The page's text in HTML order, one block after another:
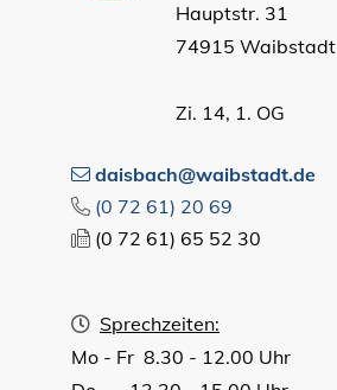
Hauptstr. 31
74915 Waibstadt
Zi. 14, 1. OG
daisbach@waibstadt.de
(0 72 61) 20 69
(0 72 61) 65 52 30
Sprechzeiten:
Mo - Fr 8.30 - 12.00 Uhr